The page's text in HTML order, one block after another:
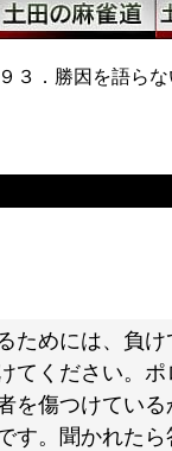
９３．勝因を語ら
ためには、負
てください。
を傷つけてい
す。聞かれた